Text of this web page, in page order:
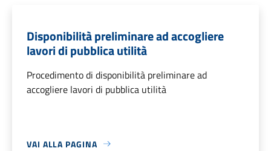
Disponibilità preliminare ad accogliere
lavori di pubblica utilità
Procedimento di disponibilità preliminare ad
accogliere lavori di pubblica utilità
VAI ALLA PAGINA